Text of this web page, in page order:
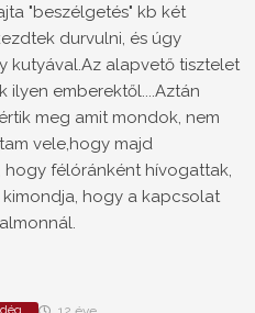
"beszélgetés" kb két
durvulni, és úgy
kutyával.Az alapvető tisztelet
ilyen emberektől....Aztán
meg amit mondok, nem
vele,hogy majd
hogy félóránként hívogattak,
hogy a kapcsolat